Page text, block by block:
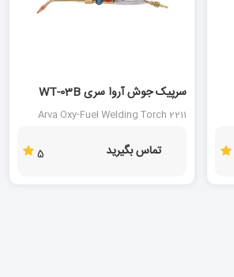
سرپیک جوش آروا سری WT-03B
مدل 2211
Arva Oxy-Fuel Welding Torch 2211
تماس بگیرید 5